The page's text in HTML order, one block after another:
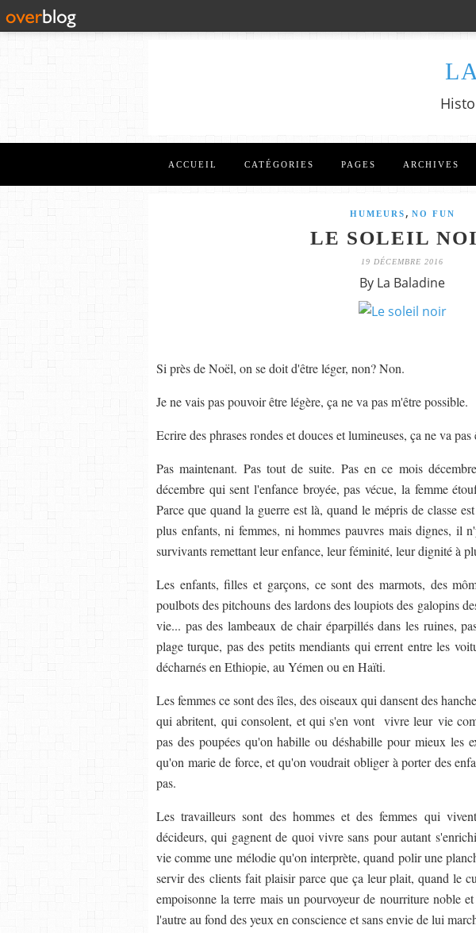
ACCUEIL CATÉGORIES PAGES ARCHIVES
HUMEURS , NO FUN
LE SOLEIL
19 DÉCEMBRE 2016
By La Baladine
Si près de Noël, on se doit d'être léger, non? Non.
Je ne vais pas pouvoir être légère, ça ne va pas m'être possible.
Ecrire des phrases rondes et douces et lumineuses, ça ne va pas
Pas maintenant. Pas tout de suite. Pas en ce mois
décembre qui sent l'enfance broyée, pas vécue, la femme
Parce que quand la guerre est là, quand le mépris de classe
plus enfants, ni femmes, ni hommes pauvres mais dignes, il
survivants remettant leur enfance, leur féminité, leur dignité à
Les enfants, filles et garçons, ce sont des marmots, des
poulbots des pitchouns des lardons des loupiots des galopins
vie... pas des lambeaux de chair éparpillés dans les ruines,
plage turque, pas des petits mendiants qui errent entre les
décharnés en Ethiopie, au Yémen ou en Haïti.
Les femmes ce sont des îles, des oiseaux qui dansent des
qui abritent, qui consolent, et qui s'en vont vivre leur vie
pas des poupées qu'on habille ou déshabille pour mieux les
qu'on marie de force, et qu'on voudrait obliger à porter des
pas.
Les travailleurs sont des hommes et des femmes qui
décideurs, qui gagnent de quoi vivre sans pour autant
vie comme une mélodie qu'on interprète, quand polir une
servir des clients fait plaisir parce que ça leur plait, quand le
empoisonne la terre mais un pourvoyeur de nourriture noble
l'autre au fond des yeux en conscience et sans envie de lui